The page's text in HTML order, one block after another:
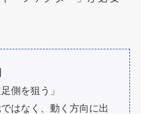
側を狙う」
はなく、動く方向に出